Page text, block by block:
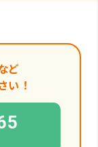
ど
い！